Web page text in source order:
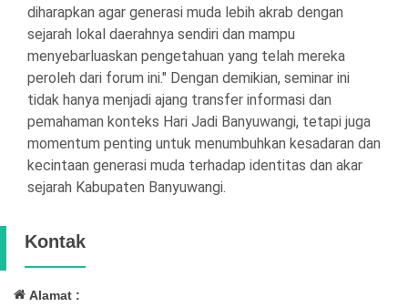
diharapkan agar generasi muda lebih akrab dengan
sejarah lokal daerahnya sendiri dan mampu
menyebarluaskan pengetahuan yang telah mereka
peroleh dari forum ini." Dengan demikian, seminar ini
tidak hanya menjadi ajang transfer informasi dan
pemahaman konteks Hari Jadi Banyuwangi, tetapi juga
momentum penting untuk menumbuhkan kesadaran dan
kecintaan generasi muda terhadap identitas dan akar
sejarah Kabupaten Banyuwangi.
Kontak
Alamat :